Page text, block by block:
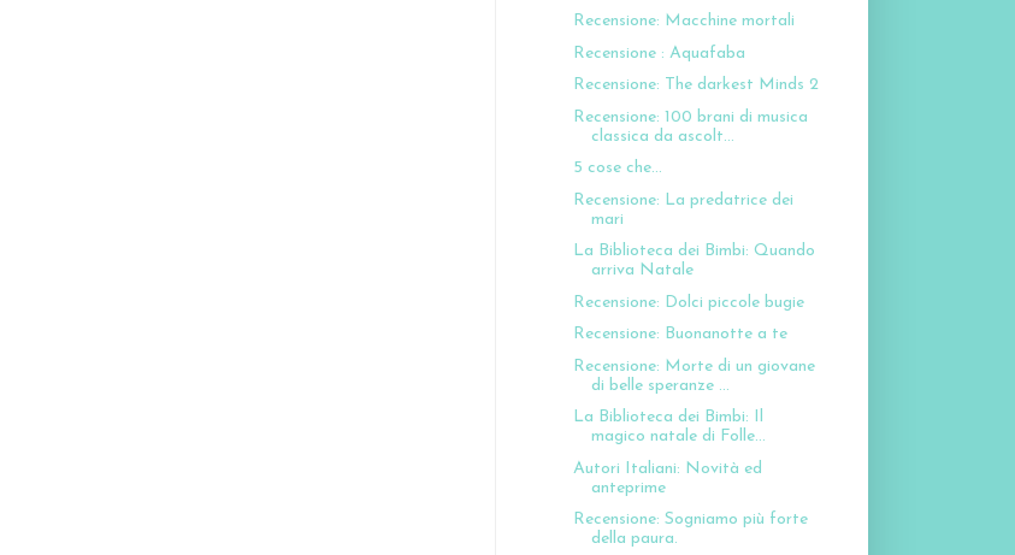
Recensione: Macchine mortali
Recensione : Aquafaba
Recensione: The darkest Minds 2
Recensione: 100 brani di musica
classica da ascolt...
5 cose che...
Recensione: La predatrice dei
mari
La Biblioteca dei Bimbi: Quando
arriva Natale
Recensione: Dolci piccole bugie
Recensione: Buonanotte a te
Recensione: Morte di un giovane
di belle speranze ...
La Biblioteca dei Bimbi: Il
magico natale di Folle...
Autori Italiani: Novità ed
anteprime
Recensione: Sogniamo più forte
della paura.